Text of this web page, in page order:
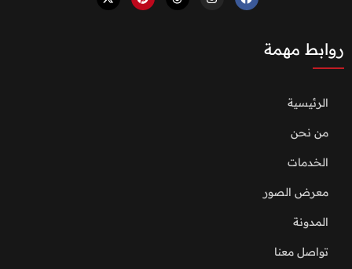
روابط مهمة
الرئيسية
من نحن
الخدمات
معرض الصور
المدونة
تواصل معنا